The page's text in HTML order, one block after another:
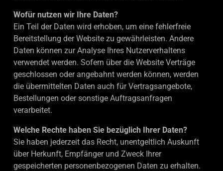
Wofür nutzen wir Ihre Daten?
Ein Teil der Daten wird erhoben, um eine fehlerfreie
Bereitstellung der Website zu gewährleisten. Andere
Daten können zur Analyse Ihres Nutzerverhaltens
verwendet werden. Sofern über die Website Verträge
geschlossen oder angebahnt werden können, werden
die übermittelten Daten auch für Vertragsangebote,
Bestellungen oder sonstige Auftragsanfragen
verarbeitet.
Welche Rechte haben Sie bezüglich Ihrer Daten?
Sie haben jederzeit das Recht, unentgeltlich Auskunft
über Herkunft, Empfänger und Zweck Ihrer
gespeicherten personenbezogenen Daten zu erhalten.